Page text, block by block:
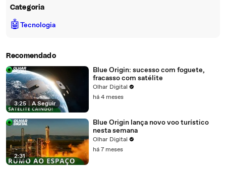
Categoria
🤖Tecnologia
Recomendado
3:25 | A Seguir
Blue Origin: sucesso com foguete,
fracasso com satélite
Olhar Digital
há 4 meses
2:31
Blue Origin lança novo voo turístico
nesta semana
Olhar Digital
há 7 meses